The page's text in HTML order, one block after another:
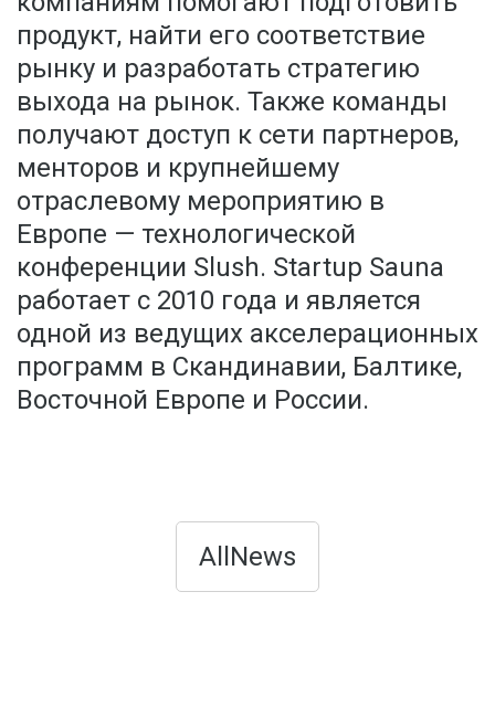
продукт, найти его соответствие
рынку и разработать стратегию
выхода на рынок. Также команды
получают доступ к сети партнеров,
менторов и крупнейшему
отраслевому мероприятию в
Европе — технологической
конференции Slush. Startup Sauna
работает с 2010 года и является
одной из ведущих акселерационных
программ в Скандинавии, Балтике,
Восточной Европе и России.
AllNews